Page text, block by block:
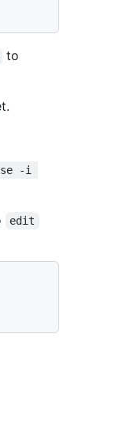
to
-i
edit